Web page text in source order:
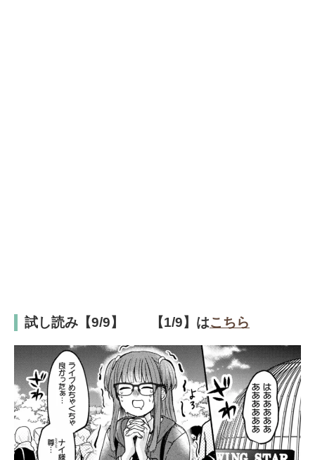
試し読み【9/9】 【1/9】はこちら